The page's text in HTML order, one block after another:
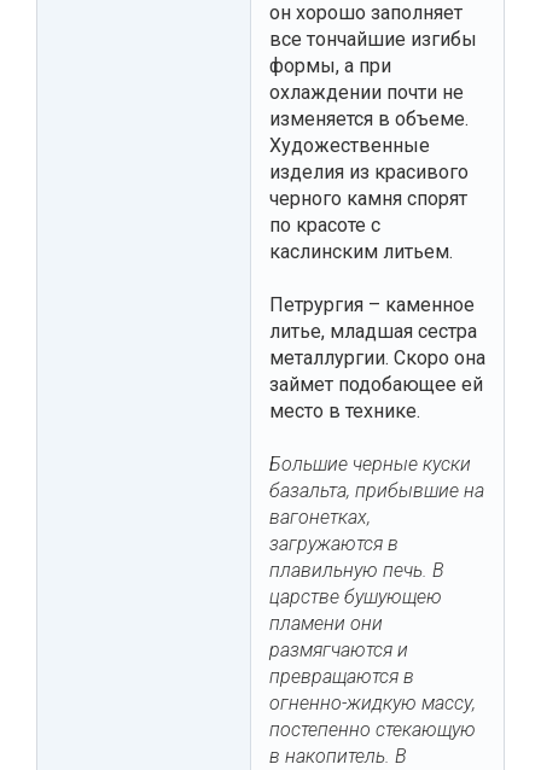
он хорошо заполняет
все тончайшие изгибы
формы, а при
охлаждении почти не
изменяется в объеме.
Художественные
изделия из красивого
черного камня спорят
по красоте с
каслинским литьем.
Петрургия – каменное
литье, младшая сестра
металлургии. Скоро она
займет подобающее ей
место в технике.
Большие черные куски
базальта, прибывшие на
вагонетках,
загружаются в
плавильную печь. В
царстве бушующею
пламени они
размягчаются и
превращаются в
огненно-жидкую массу,
постепенно стекающую
в накопитель. В